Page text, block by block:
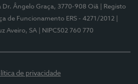
Dr. Ângelo Graça, 3770-908 Oiã
| Registo
de Funcionamento ERS - 4271/2012
Aveiro, SA
| NIPC502 760 770
de privacidade